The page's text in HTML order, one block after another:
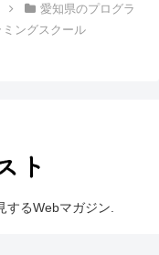
愛知県のプログラ
ングスクール
るWebマガジン.